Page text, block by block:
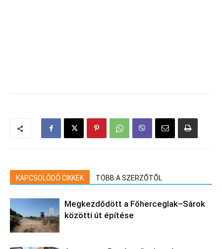
KAPCSOLÓDÓ CIKKEK TÖBB A SZERZŐTŐL
Megkezdődött a Főherceglak–Sárok
közötti út építése